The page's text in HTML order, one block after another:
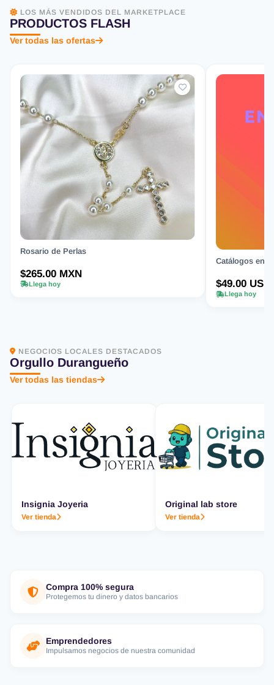
LOS MÁS VENDIDOS DEL MARKETPLACE
PRODUCTOS FLASH
Ver todas las ofertas
Rosario de Perlas
$265.00 MXN
Llega hoy
Catálogos en
$49.00 USD
Llega hoy
NEGOCIOS LOCALES DESTACADOS
Orgullo Durangueño
Ver todas las tiendas
Insignia Joyeria
Ver tienda
Original lab store
Ver tienda
Compra 100% segura
Protegemos tu dinero y datos bancarios
Emprendedores
Impulsamos negocios de nuestra comunidad